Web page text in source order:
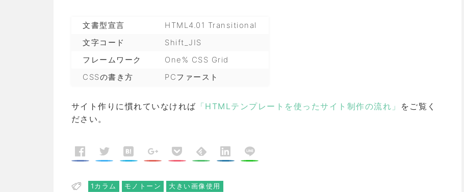
文書型宣言
HTML4.01 Transitional
文字コード
Shift_JIS
フレームワーク
One% CSS Grid
CSSの書き方
PCファースト
サイト作りに慣れていなければ 「HTMLテンプレートを使ったサイト制作の流れ」
をご覧く
ださい。
1カラム モノトーン 大きい画像使用